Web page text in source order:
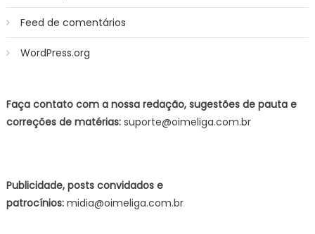
Feed de comentários
WordPress.org
Faça contato com a nossa redação, sugestões de pauta e
correções de matérias:suporte@oimeliga.com.br
Publicidade, posts convidados e
patrocínios:midia@oimeliga.com.br